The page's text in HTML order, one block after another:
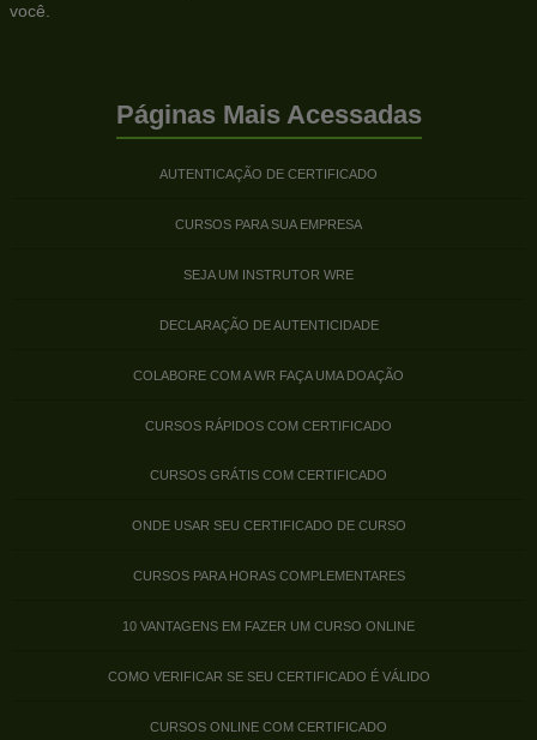
você.
Páginas Mais Acessadas
AUTENTICAÇÃO DE CERTIFICADO
CURSOS PARA SUA EMPRESA
SEJA UM INSTRUTOR WRE
DECLARAÇÃO DE AUTENTICIDADE
COLABORE COM A WR FAÇA UMA DOAÇÃO
CURSOS RÁPIDOS COM CERTIFICADO
CURSOS GRÁTIS COM CERTIFICADO
ONDE USAR SEU CERTIFICADO DE CURSO
CURSOS PARA HORAS COMPLEMENTARES
10 VANTAGENS EM FAZER UM CURSO ONLINE
COMO VERIFICAR SE SEU CERTIFICADO É VÁLIDO
CURSOS ONLINE COM CERTIFICADO